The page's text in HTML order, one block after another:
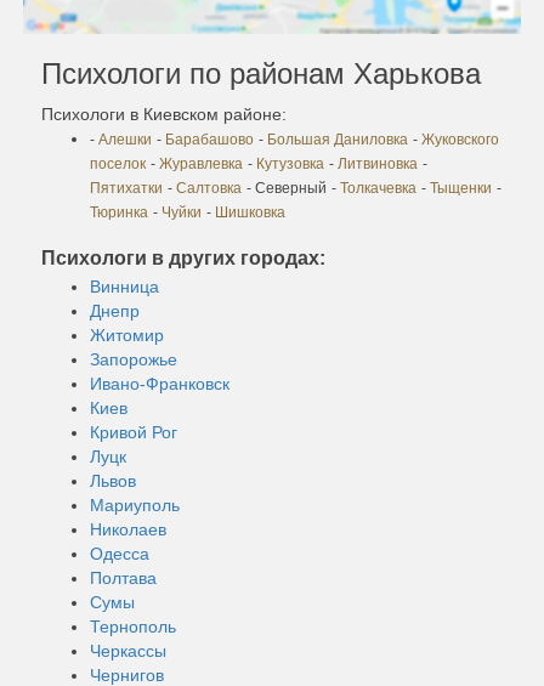
Психологи по районам Харькова
Психологи в Киевском районе:
- Алешки - Барабашово - Большая Даниловка - Жуковского
поселок - Журавлевка - Кутузовка - Литвиновка -
Пятихатки - Салтовка - Северный - Толкачевка - Тыщенки -
Тюринка - Чуйки - Шишковка
Психологи в других городах:
Винница
Днепр
Житомир
Запорожье
Ивано-Франковск
Киев
Кривой Рог
Луцк
Львов
Мариуполь
Николаев
Одесса
Полтава
Сумы
Тернополь
Черкассы
Чернигов